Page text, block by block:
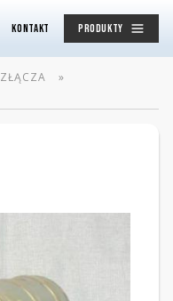
KONTAKT PRODUKTY
ZŁĄCZA »